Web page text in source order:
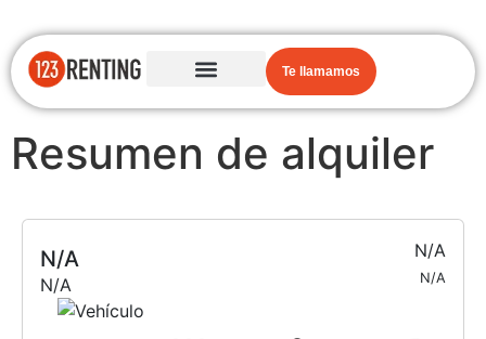
Te llamamos
Resumen de alquiler
N/A
N/A
N/A
N/A